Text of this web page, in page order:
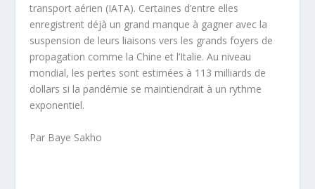
transport aérien (IATA). Certaines d’entre elles
enregistrent déjà un grand manque à gagner avec la
suspension de leurs liaisons vers les grands foyers de
propagation comme la Chine et l’Italie. Au niveau
mondial, les pertes sont estimées à 113 milliards de
dollars si la pandémie se maintiendrait à un rythme
exponentiel.
Par Baye Sakho